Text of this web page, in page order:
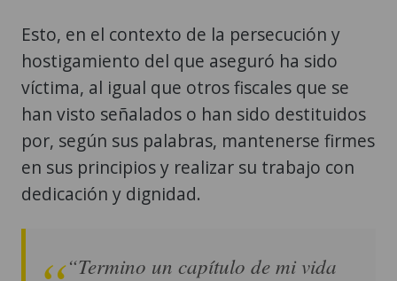
Esto, en el contexto de la persecución y
hostigamiento del que aseguró ha sido
víctima, al igual que otros fiscales que se
han visto señalados o han sido destituidos
por, según sus palabras, mantenerse firmes
en sus principios y realizar su trabajo con
dedicación y dignidad.
“Termino un capítulo de mi vida